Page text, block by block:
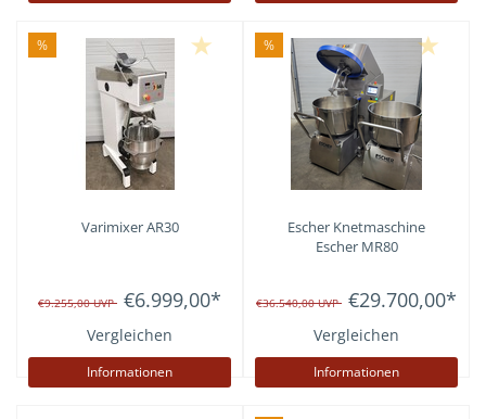
%
Varimixer AR30
€9.255,00UVP €6.999,00*
Vergleichen
Informationen
%
Escher Knetmaschine
Escher MR80
€36.540,00UVP €29.700,00*
Vergleichen
Informationen